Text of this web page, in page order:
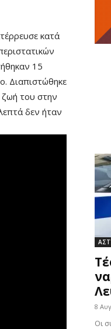
κατά
15
Διαπιστώθηκε
ζωή του στην
δεν ήταν
8
Οι